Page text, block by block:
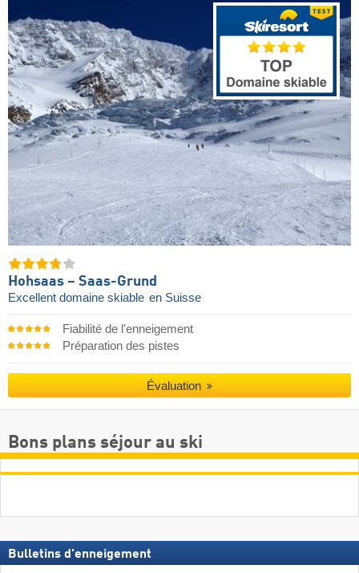
Hohsaas – Saas-Grund
Excellent domaine skiable en Suisse
Fiabilité de l'enneigement
Préparation des pistes
Évaluation
Bons plans séjour au ski
Bulletins d'enneigement